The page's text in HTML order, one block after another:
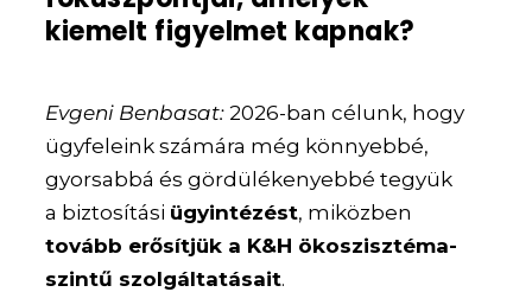
kiemelt figyelmet kapnak?
Evgeni Benbasat:2026-ban célunk, hogy
ügyfeleink számára még könnyebbé,
gyorsabbá és gördülékenyebbé tegyük
a biztosítási ügyintézést, miközben
tovább erősítjük a K&H ökoszisztéma-
szintű szolgáltatásait.